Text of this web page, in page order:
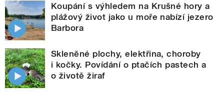
Koupání s výhledem na Krušné hory a
plážový život jako u moře nabízí jezero
Barbora
Skleněné plochy, elektřina, choroby
i kočky. Povídání o ptačích pastech a
o životě žiraf